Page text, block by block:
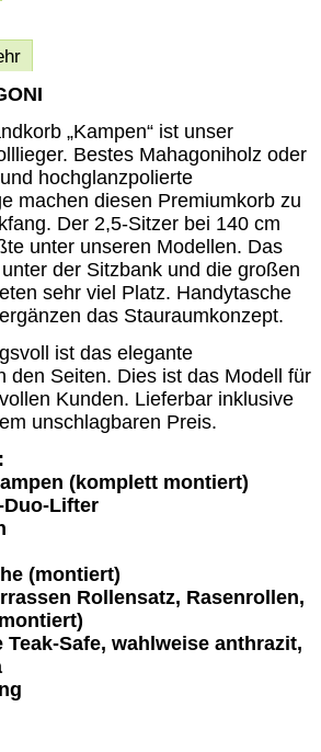
„Kampen“ ist unser
Bestes Mahagoniholz oder
hochglanzpolierte
machen diesen Premiumkorb zu
Der 2,5-Sitzer bei 140 cm
unter unseren Modellen. Das
der Sitzbank und die großen
sehr viel Platz. Handytasche
das Stauraumkonzept.
ist das elegante
den Seiten. Dies ist das Modell für
Kunden. Lieferbar inklusive
unschlagbaren Preis.
(komplett montiert)
Duo-Lifter
(montiert)
Rollensatz, Rasenrollen,
Teak-Safe, wahlweise anthrazit,